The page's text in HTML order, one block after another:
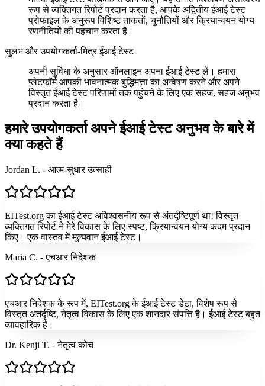
रूप से व्यक्तिगत रिपोर्ट प्रदान करता है, आपके अद्वितीय ईआई टेस्ट
प्रोफाइल के अनुरूप विशिष्ट ताकतों, चुनौतियों और क्रियान्वयन योग्य
रणनीतियों की पहचान करता है।
सुलभ और उपयोगकर्ता-मित्र ईआई टेस्ट
अपनी सुविधा के अनुसार ऑनलाइन अपना ईआई टेस्ट लें। हमारा
प्लेटफॉर्म आपकी भावनात्मक बुद्धिमत्ता का अन्वेषण करने और अपने
विस्तृत ईआई टेस्ट परिणामों तक पहुंचने के लिए एक सहज, सहज अनुभव
प्रदान करता है।
हमारे उपयोगकर्ता अपने ईआई टेस्ट अनुभव के बारे में
क्या कहते हैं
Jordan L. - आत्म-सुधार उत्साही
EITest.org का ईआई टेस्ट अविश्वसनीय रूप से अंतर्दृष्टिपूर्ण था! विस्तृत
व्यक्तिगत रिपोर्ट ने मेरे विकास के लिए स्पष्ट, क्रियान्वयन योग्य कदम प्रदान
किए। एक वास्तव में मूल्यवान ईआई टेस्ट।
Maria C. - एचआर निदेशक
एचआर निदेशक के रूप में, EITest.org के ईआई टेस्ट डेटा, विशेष रूप से
विस्तृत अंतर्दृष्टि, नेतृत्व विकास के लिए एक शानदार संपत्ति है। ईआई टेस्ट बहुत
व्यावहारिक है।
Dr. Kenji T. - नेतृत्व कोच